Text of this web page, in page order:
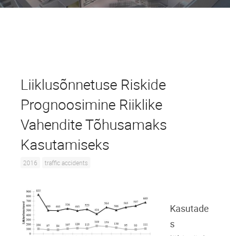
Liiklusõnnetuse Riskide
Prognoosimine Riiklike
Vahendite Tõhusamaks
Kasutamiseks
2016 traffic accidents
Kasutade
s